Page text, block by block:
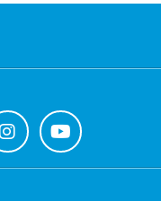
Ga
Ga
naar
Youtube